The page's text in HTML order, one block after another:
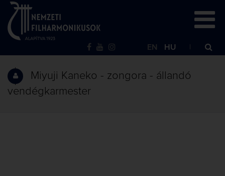
EN HU
Miyuji Kaneko - zongora - állandó
vendégkarmester